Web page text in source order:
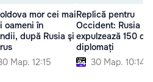
mor cei mai
oameni în
după Rusia şi
Мар. 12:15
Replică pentru
Occident: Rusia
expulzează 150 de
diplomați
30 Мар. 10:14